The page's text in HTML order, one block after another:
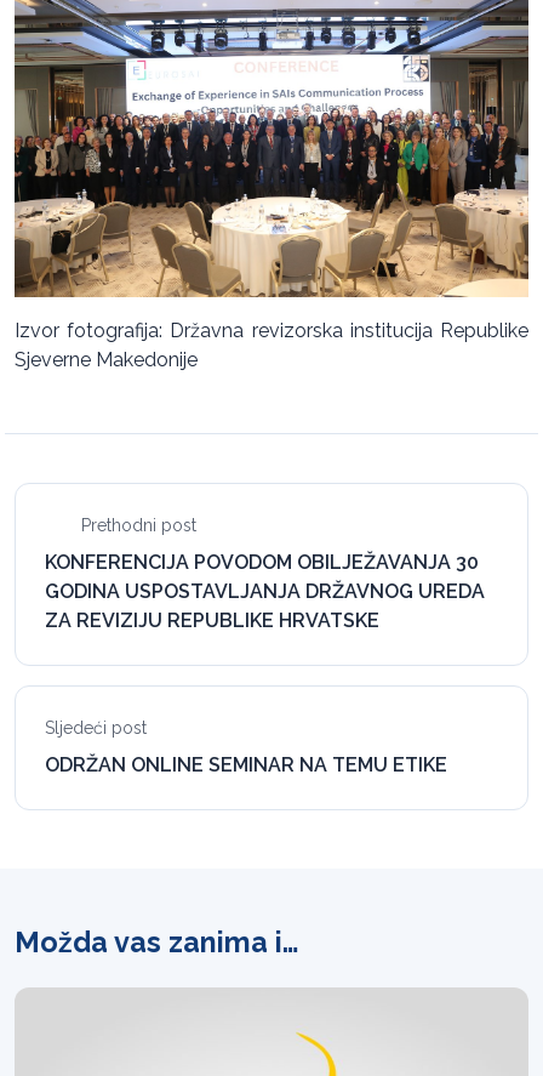
Izvor fotografija: Državna revizorska institucija Republike
Sjeverne Makedonije
Prethodni post
KONFERENCIJA POVODOM OBILJEŽAVANJA 30
GODINA USPOSTAVLJANJA DRŽAVNOG UREDA
ZA REVIZIJU REPUBLIKE HRVATSKE
Sljedeći post
ODRŽAN ONLINE SEMINAR NA TEMU ETIKE
Možda vas zanima i…